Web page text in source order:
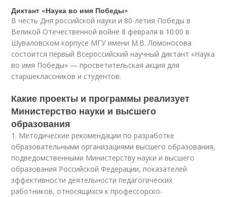
Диктант «Наука во имя Победы»
В честь Дня российской науки и 80-летия Победы в
Великой Отечественной войне 8 февраля в 10:00 в
Шуваловском корпусе МГУ имени М.В. Ломоносова
состоится первый Всероссийский научный диктант «Наука
во имя Победы» — просветительская акция для
старшеклассников и студентов.
Какие проекты и программы реализует
Министерство науки и высшего
образования
1. Методические рекомендации по разработке
образовательными организациями высшего образования,
подведомственными Министерству науки и высшего
образования Российской Федерации, показателей
эффективности деятельности педагогических
работников, относящихся к профессорско-